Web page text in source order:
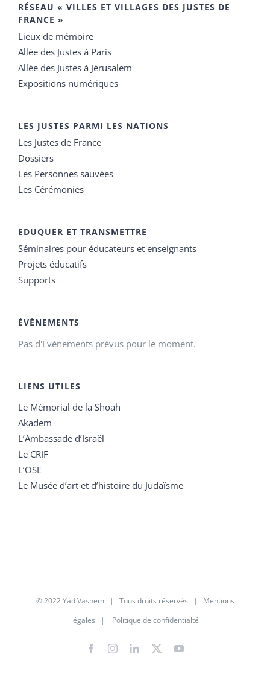
RÉSEAU « VILLES ET VILLAGES DES JUSTES DE
FRANCE »
Lieux de mémoire
Allée des Justes à Paris
Allée des Justes à Jérusalem
Expositions numériques
LES JUSTES PARMI LES NATIONS
Les Justes de France
Dossiers
Les Personnes sauvées
Les Cérémonies
EDUQUER ET TRANSMETTRE
Séminaires pour éducateurs et enseignants
Projets éducatifs
Supports
ÉVÉNEMENTS
Pas d'Évènements prévus pour le moment.
LIENS UTILES
Le Mémorial de la Shoah
Akadem
L’Ambassade d’Israël
Le CRIF
L’OSE
Le Musée d’art et d’histoire du Judaïsme
© 2022 Yad Vashem | Tous droits réservés | Mentions
légales | Politique de confidentialté